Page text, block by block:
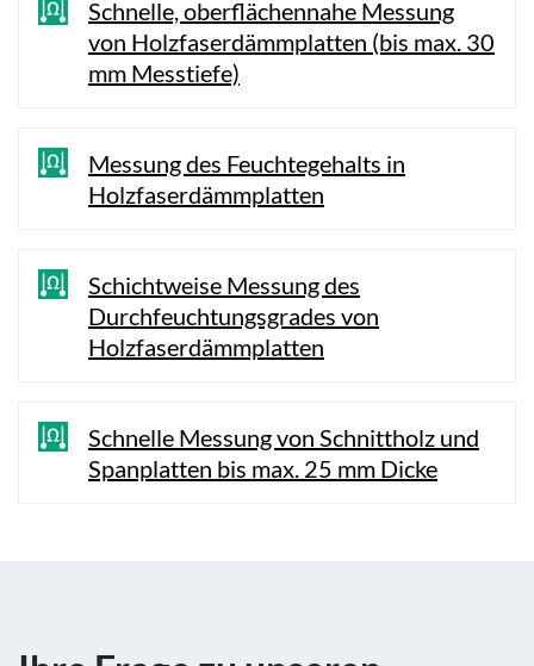
Schnelle, oberflächennahe Messung
von Holzfaserdämmplatten (bis max. 30
mm Messtiefe)
Messung des Feuchtegehalts in
Holzfaserdämmplatten
Schichtweise Messung des
Durchfeuchtungsgrades von
Holzfaserdämmplatten
Schnelle Messung von Schnittholz und
Spanplatten bis max. 25 mm Dicke